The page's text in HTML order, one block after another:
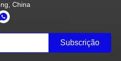
China
Subscrição